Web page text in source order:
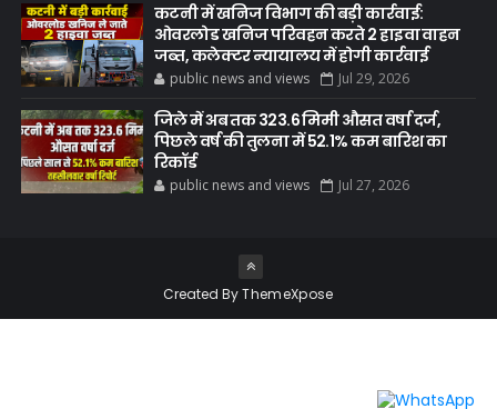
कटनी में खनिज विभाग की बड़ी कार्रवाई:
ओवरलोड खनिज परिवहन करते 2 हाइवा वाहन
जब्त, कलेक्टर न्यायालय में होगी कार्रवाई
public news and views Jul 29, 2026
जिले में अब तक 323.6 मिमी औसत वर्षा दर्ज,
पिछले वर्ष की तुलना में 52.1% कम बारिश का
रिकॉर्ड
public news and views Jul 27, 2026
Created ByThemeXpose